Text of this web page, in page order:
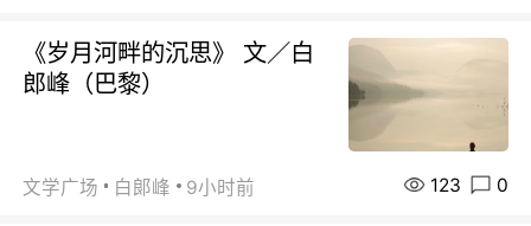
《岁月河畔的沉思》 文／白
郎峰（巴黎）
文学广场 白郞峰 9小时前 123 0